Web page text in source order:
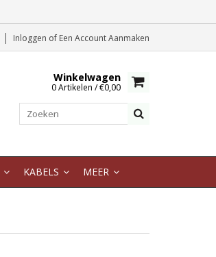
Inloggen of Een Account Aanmaken
Winkelwagen
0 Artikelen / €0,00
KABELS MEER